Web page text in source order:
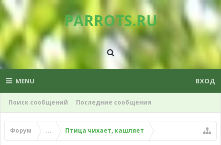
PARROTS.RU
MENU
Поиск сообщений Последние сообщения
ВХОД
Форум ... Птица чихает, кашляет